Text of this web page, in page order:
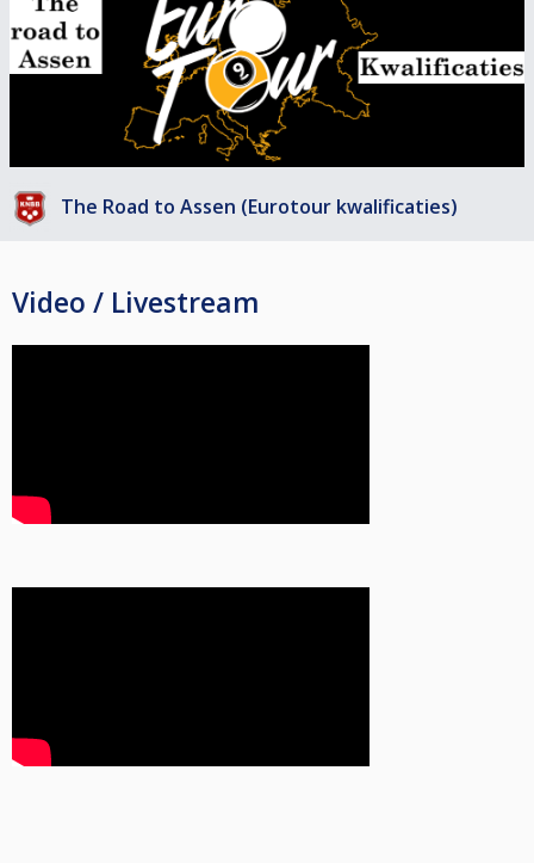
The Road to Assen (Eurotour kwalificaties)
Video / Livestream